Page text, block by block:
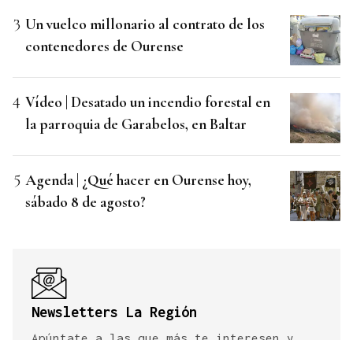
Un vuelco millonario al contrato de los
contenedores de Ourense
Vídeo | Desatado un incendio forestal en
la parroquia de Garabelos, en Baltar
Agenda | ¿Qué hacer en Ourense hoy,
sábado 8 de agosto?
Newsletters La Región